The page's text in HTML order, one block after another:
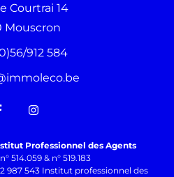
Courtrai 14
Mouscron
912 584
Professionnel des Agents
n° 514.059 & n° 519.183
987 543 Institut professionnel des